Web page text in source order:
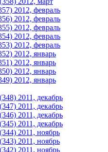
2012, февраль
2012, февраль
2012, февраль
2012, февраль
2012, февраль
2012, январь
2012, январь
2012, январь
2012, январь
2011, декабрь
2011, декабрь
2011, декабрь
2011, декабрь
2011, ноябрь
2011, ноябрь
2011, ноябрь